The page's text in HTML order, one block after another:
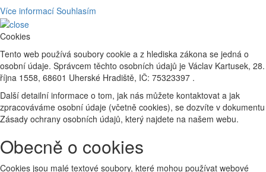
Více informací Souhlasím
Cookies
Tento web používá soubory cookie a z hlediska zákona se jedná o
osobní údaje. Správcem těchto osobních údajů je Václav Kartusek, 28.
října 1558, 68601 Uherské Hradiště, IČ: 75323397 .
Další detailní informace o tom, jak nás můžete kontaktovat a jak
zpracováváme osobní údaje (včetně cookies), se dozvíte v dokumentu
Zásady ochrany osobních údajů, který najdete na našem webu.
Obecně o cookies
Cookies jsou malé textové soubory, které mohou používat webové